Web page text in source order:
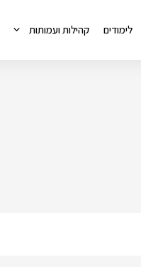
לימודים קהילות ועמותות